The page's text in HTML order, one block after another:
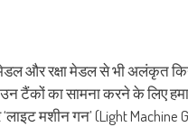
और रक्षा मेडल से भी अलंकृत
टैंकों का सामना करने के लिए
मशीन गन’ (Light